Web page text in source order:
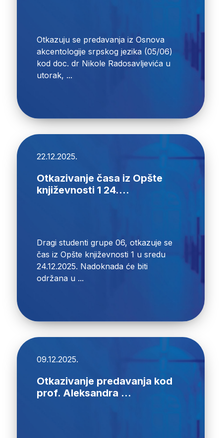
Otkazuju se predavanja iz Osnova
akcentologije srpskog jezika (05/06)
kod doc. dr Nikole Radosavljevića u
utorak, ...
22.12.2025.
Otkazivanje časa iz Opšte
književnosti 1 24....
Dragi studenti grupe 06, otkazuje se
čas iz Opšte književnosti 1 u sredu
24.12.2025. Nadoknada će biti
održana u ...
09.12.2025.
Otkazivanje predavanja kod
prof. Aleksandra ...